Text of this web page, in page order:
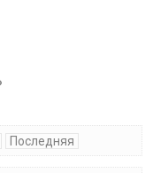
Последняя